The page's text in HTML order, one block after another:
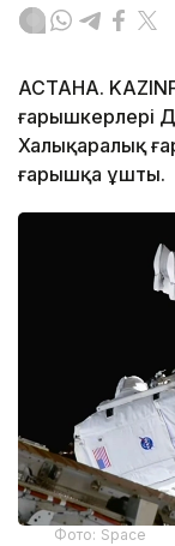
АСТАНА.
ғарышкерлері
Халықаралық
ғарышқа ұшты.
Фото: Space